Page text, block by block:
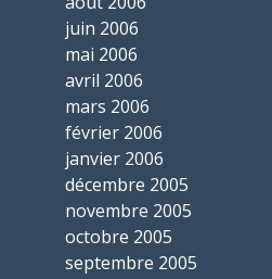
juin 2006
mai 2006
avril 2006
mars 2006
février 2006
janvier 2006
décembre 2005
novembre 2005
octobre 2005
septembre 2005